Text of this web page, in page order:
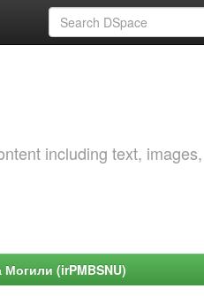
including text, images,
Могили (irPMBSNU)